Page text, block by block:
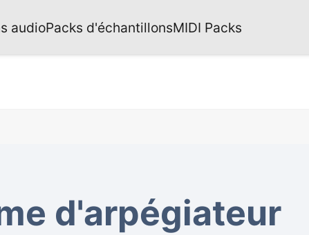
audioPacks d'échantillonsMIDI Packs
d'arpégiateur